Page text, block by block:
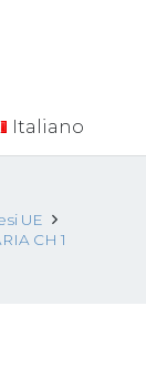
Italiano
UE
CH 1